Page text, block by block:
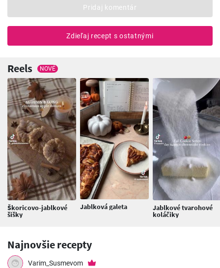
Pridaj komentár
Zdieľaj recept s ostatnými
Reels NOVÉ
Škoricovo-jablkové
šišky
Jablková galeta Jablkové tvarohové
koláčiky
Najnovšie recepty
Varim_Susmevom